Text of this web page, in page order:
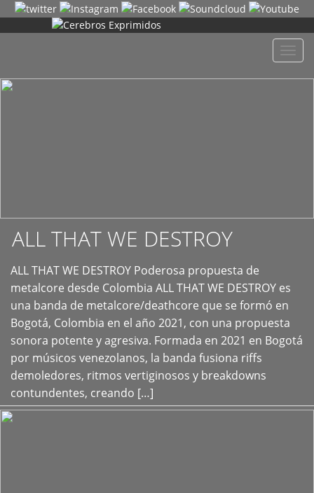
ALL THAT WE DESTROY
ALL THAT WE DESTROY Poderosa propuesta de
metalcore desde Colombia ALL THAT WE DESTROY es
una banda de metalcore/deathcore que se formó en
Bogotá, Colombia en el año 2021, con una propuesta
sonora potente y agresiva. Formada en 2021 en Bogotá
por músicos venezolanos, la banda fusiona riffs
demoledores, ritmos vertiginosos y breakdowns
contundentes, creando […]
+